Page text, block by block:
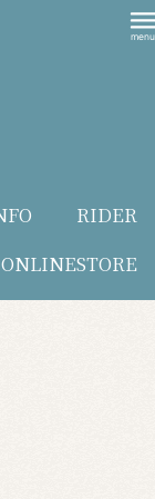
RIDER
ONLINESTORE